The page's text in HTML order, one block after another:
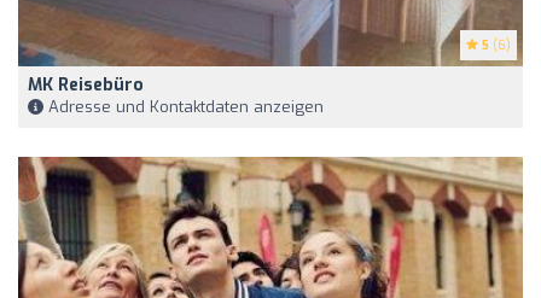
5 (6)
MK Reisebüro
Adresse und Kontaktdaten anzeigen